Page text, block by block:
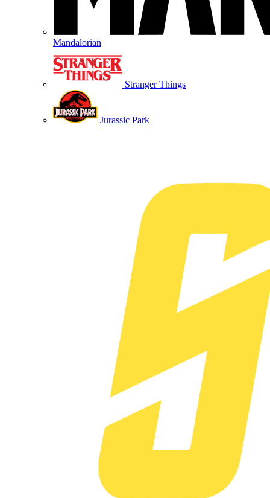
Mandalorian
Stranger Things
Jurassic Park